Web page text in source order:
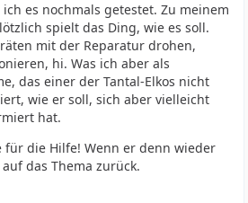
ich es nochmals getestet. Zu meinem
spielt das Ding, wie es soll.
mit der Reparatur drohen,
hi. Was ich aber als
das einer der Tantal-Elkos nicht
wie er soll, sich aber vielleicht
hat.
für die Hilfe! Wenn er denn wieder
das Thema zurück.